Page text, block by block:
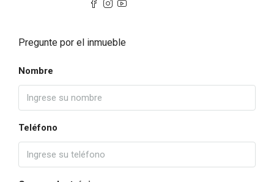
Pregunte por el inmueble
Nombre
Teléfono